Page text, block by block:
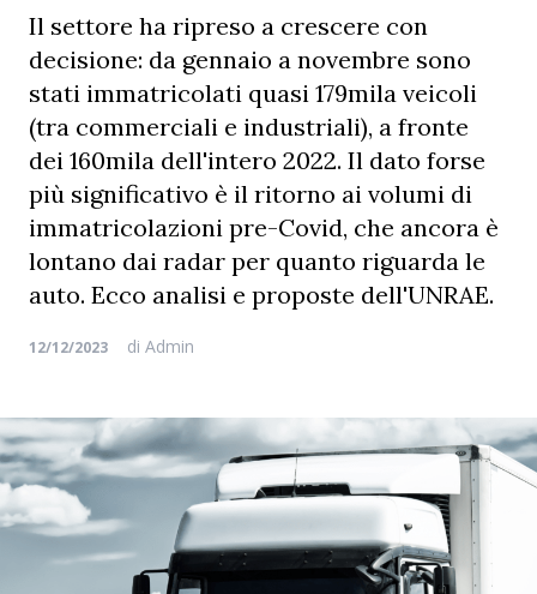
Il settore ha ripreso a crescere con
decisione: da gennaio a novembre sono
stati immatricolati quasi 179mila veicoli
(tra commerciali e industriali), a fronte
dei 160mila dell'intero 2022. Il dato forse
più significativo è il ritorno ai volumi di
immatricolazioni pre-Covid, che ancora è
lontano dai radar per quanto riguarda le
auto. Ecco analisi e proposte dell'UNRAE.
12/12/2023 di Admin